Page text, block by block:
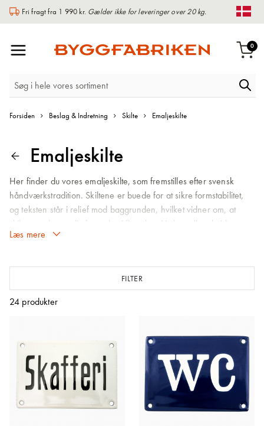
Fri fragt fra 1 990 kr. Gælder ikke for leveringer over 20 kg.
0
Forsiden Beslag & Indretning Skilte Emaljeskilte
Emaljeskilte
Her finder du vores emaljeskilte, som fremstilles efter svensk
håndværkstradition. Skiltene er buede for at sikre formstabilitet,
og teksten står i relief mod baggrunden, hvilket vidner om, at
skiltenes glasemalje brændes i flere lag. Vælg mellem hvid
emaljeskilt med sort tekst og blå emaljeskilt med hvid tekst.
Personal, Vaskerum og Rengøring. Men her finder du også det,
som mange af os drømmer om at kunne sætte op; et emaljeskilt til
spisekammeret.
FILTER
24 produkter